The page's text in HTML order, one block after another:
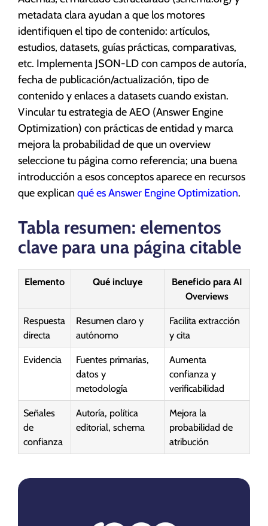
metadata clara ayudan a que los motores
identifiquen el tipo de contenido: artículos,
estudios, datasets, guías prácticas, comparativas,
etc. Implementa JSON-LD con campos de autoría,
fecha de publicación/actualización, tipo de
contenido y enlaces a datasets cuando existan.
Vincular tu estrategia de AEO (Answer Engine
Optimization) con prácticas de entidad y marca
mejora la probabilidad de que un overview
seleccione tu página como referencia; una buena
introducción a esos conceptos aparece en recursos
que explican qué es Answer Engine Optimization.
Tabla resumen: elementos
clave para una página citable
Elemento Qué incluye
Beneficio para AI
Overviews
Respuesta
directa
Resumen claro y
autónomo
Facilita extracción
y cita
Evidencia
Fuentes primarias,
datos y
metodología
Aumenta
confianza y
verificabilidad
Señales
de
confianza
Autoría, política
editorial, schema
Mejora la
probabilidad de
atribución